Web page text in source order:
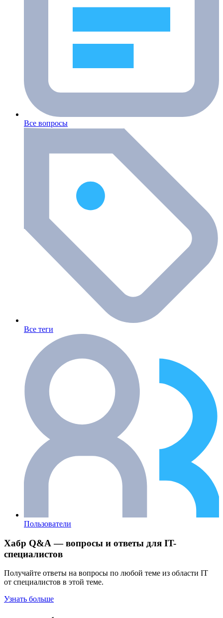
Все вопросы
Все теги
Пользователи
Хабр Q&A — вопросы и ответы для IT-
специалистов
Получайте ответы на вопросы по любой теме из области IT
от специалистов в этой теме.
Узнать больше